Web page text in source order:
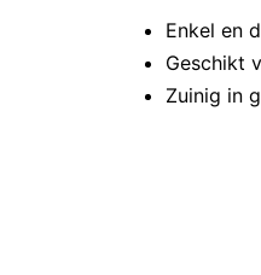
Enkel en
Geschikt
Zuinig in